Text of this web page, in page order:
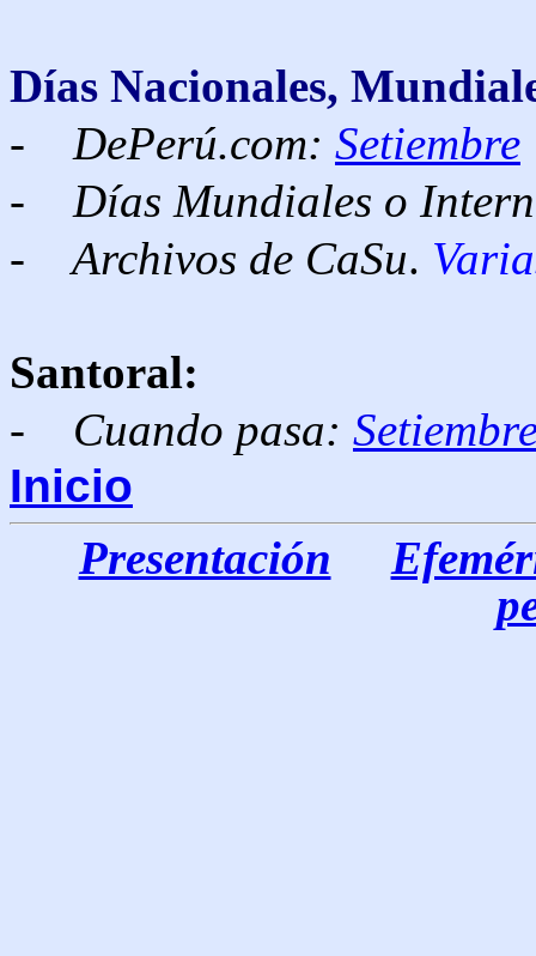
Días Nacionales,
- DePerú.com: Setiembre
- Días Mundiales o
- Archivos de CaSu.
Santoral:
- Cuando pasa:
Inicio
Presentación